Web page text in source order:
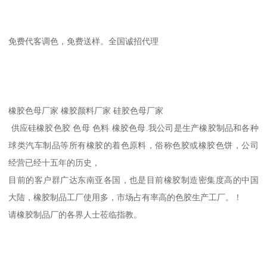
免费代客调色，免费送样。全国诚招代理
橡胶色母厂家 橡胶颜料厂家 硅胶色母厂家
供应硅橡胶色胶 色母 色料 橡胶色母.我公司是生产橡胶制品和各种
球类汽车制品等所有橡胶的着色原料，俗称色胶或橡胶色饼，公司
经营已经十五年的历史，
目前的客户群广达东南亚各国，也是目前橡胶制造密集度高的中国
大陆，橡胶制品工厂使用多，市场占有率高的色胶生产工厂。！
请橡胶制品厂的各界人士莅临指教。